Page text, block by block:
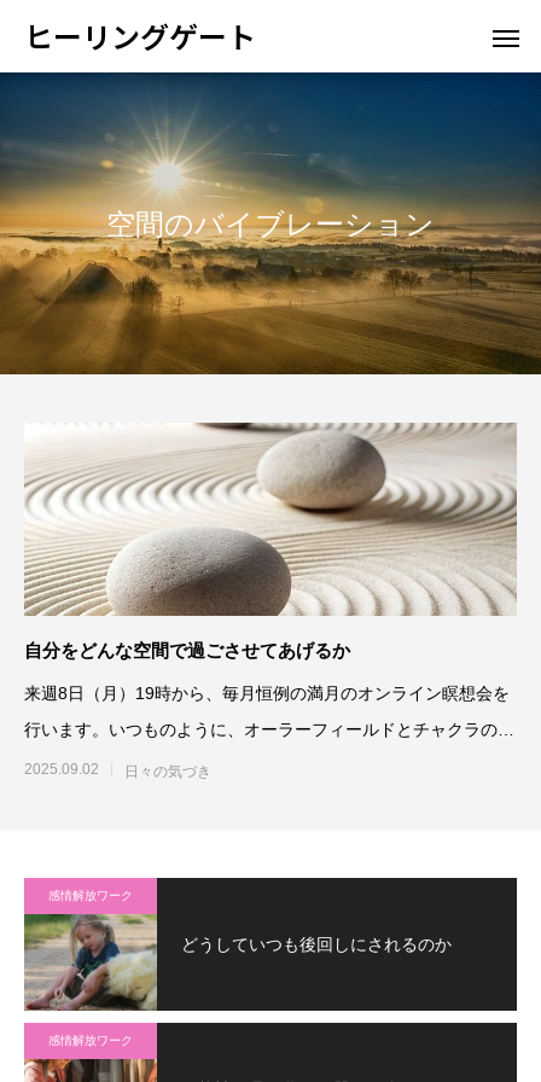
ヒーリングゲート
空間のバイブレーション
自分をどんな空間で過ごさせてあげるか
来週8日（月）19時から、毎月恒例の満月のオンライン瞑想会を
行います。いつものように、オーラーフィールドとチャクラの調
整、エネルギ
2025.09.02 日々の気づき
感情解放ワーク
どうしていつも後回しにされるのか
感情解放ワーク